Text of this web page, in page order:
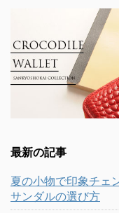
最新の記事
夏の小物で印象チェ
サンダルの選び方